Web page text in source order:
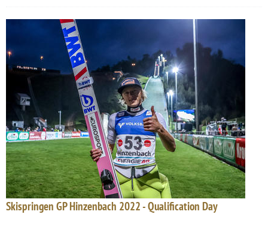
Skispringen GP Hinzenbach 2022 - Qualification Day